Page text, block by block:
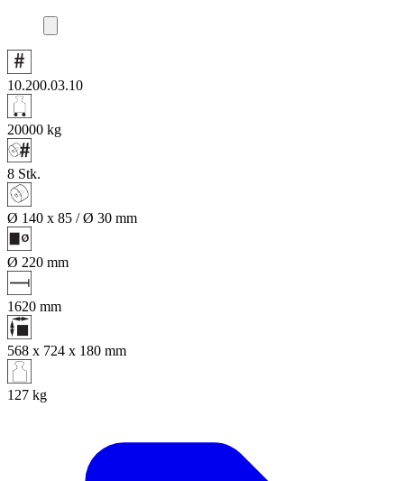
10.200.03.10
20000 kg
8 Stk.
Ø 140 x 85 / Ø 30 mm
Ø 220 mm
1620 mm
568 x 724 x 180 mm
127 kg